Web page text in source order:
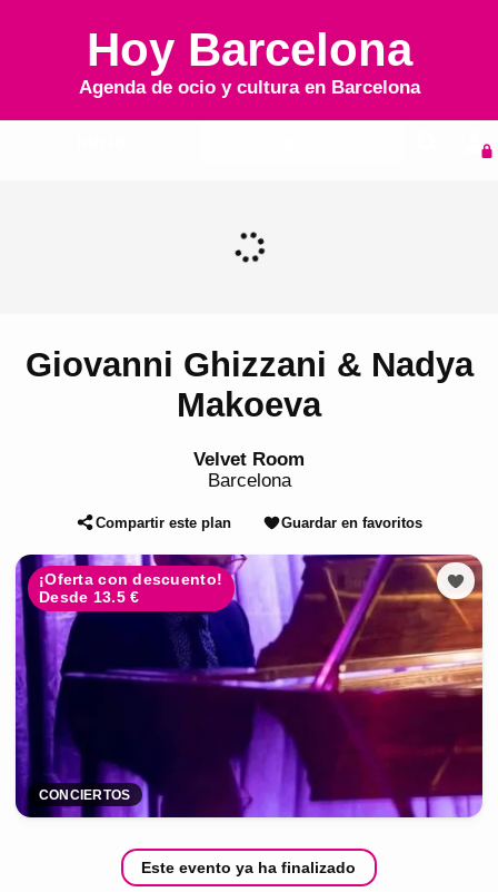
Hoy Barcelona
Agenda de ocio y cultura en Barcelona
Giovanni Ghizzani & Nadya
Makoeva
Velvet Room
Barcelona
Compartir este plan Guardar en favoritos
¡Oferta con descuento!
Desde 13.5 €
CONCIERTOS
Este evento ya ha finalizado